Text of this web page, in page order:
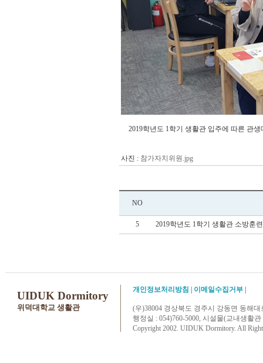
2019학년도 1학기 생활관 입주에 따른 관
사진 : 참가자치위원.jpg
NO
5 2019학년도 1학기 생활관 소방훈
UIDUK Dormitory
위덕대학교 생활관
개인정보처리방침 이메일수집거부
(우)38004 경상북도 경주시 강동면 동해
행정실 : 054)760-5000, 시설물(교내생활
Copyright 2002. UIDUK Dormitory. All